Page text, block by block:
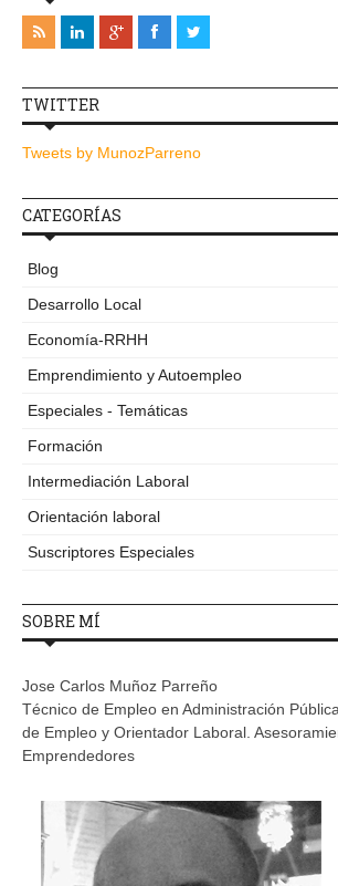
TWITTER
Tweets by MunozParreno
CATEGORÍAS
Blog
Desarrollo Local
Economía-RRHH
Emprendimiento y Autoempleo
Especiales - Temáticas
Formación
Intermediación Laboral
Orientación laboral
Suscriptores Especiales
SOBRE MÍ
Jose Carlos Muñoz Parreño
Técnico de Empleo en Administración
de Empleo y Orientador Laboral.
Emprendedores